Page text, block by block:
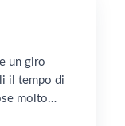
un giro
il tempo di
molto…